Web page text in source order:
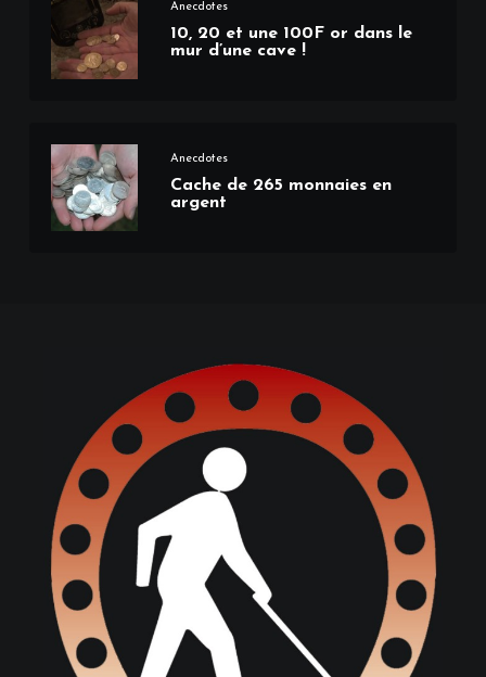
Anecdotes
10, 20 et une 100F or dans le
mur d’une cave !
Anecdotes
Cache de 265 monnaies en
argent